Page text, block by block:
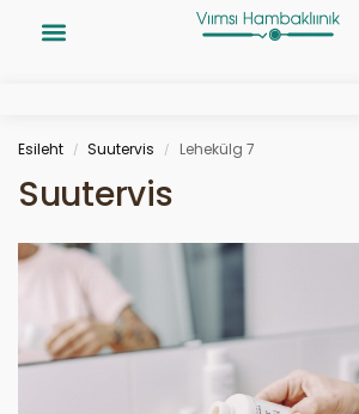
Esileht / Suutervis / Lehekülg 7
Suutervis